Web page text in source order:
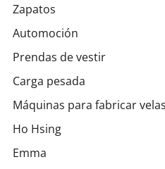
Zapatos
Automoción
Prendas de vestir
Carga pesada
Máquinas para fabricar
Ho Hsing
Emma